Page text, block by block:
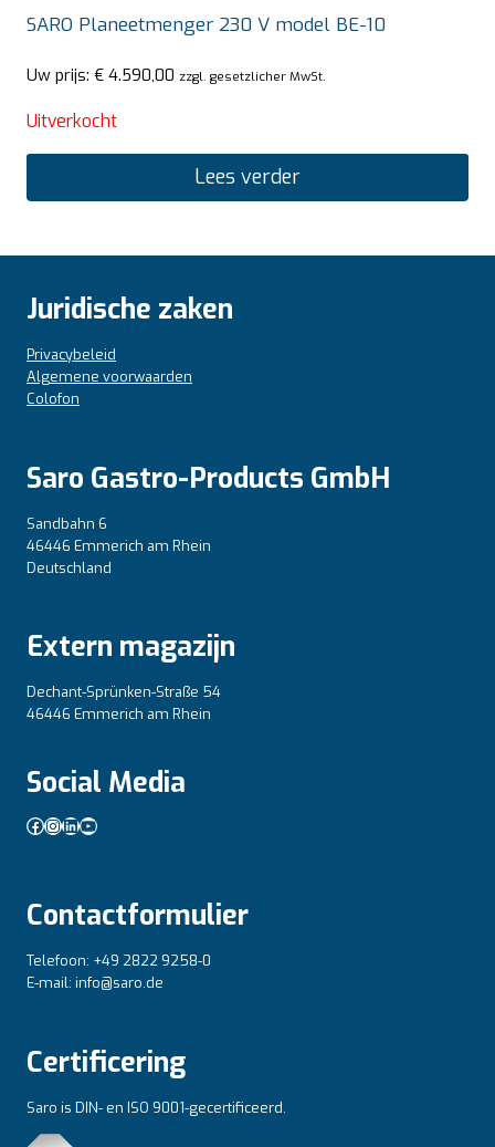
SARO Planeetmenger 230 V model BE-10
Uw prijs: € 4.590,00 zzgl. gesetzlicher MwSt.
Uitverkocht
Lees verder
Juridische zaken
Privacybeleid
Algemene voorwaarden
Colofon
Saro Gastro-Products GmbH
Sandbahn 6
46446 Emmerich am Rhein
Deutschland
Extern magazijn
Dechant-Sprünken-Straße 54
46446 Emmerich am Rhein
Social Media
Facebook
Instagram
LinkedIn
YouTube
Contactformulier
Telefoon: +49 2822 9258-0
E-mail: info@saro.de
Certificering
Saro is DIN- en ISO 9001-gecertificeerd.